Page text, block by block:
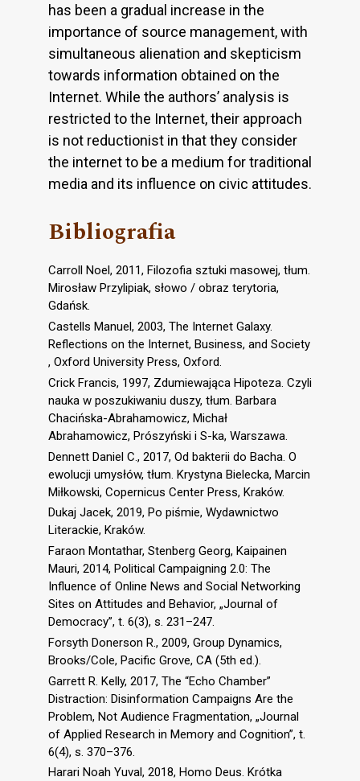
has been a gradual increase in the
importance of source management, with
simultaneous alienation and skepticism
towards information obtained on the
Internet. While the authors’ analysis is
restricted to the Internet, their approach
is not reductionist in that they consider
the internet to be a medium for traditional
media and its influence on civic attitudes.
Bibliografia
Carroll Noel, 2011, Filozofia sztuki masowej, tłum.
Mirosław Przylipiak, słowo / obraz terytoria,
Gdańsk.
Castells Manuel, 2003, The Internet Galaxy.
Reflections on the Internet, Business, and Society
, Oxford University Press, Oxford.
Crick Francis, 1997, Zdumiewająca Hipoteza. Czyli
nauka w poszukiwaniu duszy, tłum. Barbara
Chacińska-Abrahamowicz, Michał
Abrahamowicz, Prószyński i S-ka, Warszawa.
Dennett Daniel C., 2017, Od bakterii do Bacha. O
ewolucji umysłów, tłum. Krystyna Bielecka, Marcin
Miłkowski, Copernicus Center Press, Kraków.
Dukaj Jacek, 2019, Po piśmie, Wydawnictwo
Literackie, Kraków.
Faraon Montathar, Stenberg Georg, Kaipainen
Mauri, 2014, Political Campaigning 2.0: The
Influence of Online News and Social Networking
Sites on Attitudes and Behavior, „Journal of
Democracy”, t. 6(3), s. 231–247.
Forsyth Donerson R., 2009, Group Dynamics,
Brooks/Cole, Pacific Grove, CA (5th ed.).
Garrett R. Kelly, 2017, The “Echo Chamber”
Distraction: Disinformation Campaigns Are the
Problem, Not Audience Fragmentation, „Journal
of Applied Research in Memory and Cognition”, t.
6(4), s. 370–376.
Harari Noah Yuval, 2018, Homo Deus. Krótka